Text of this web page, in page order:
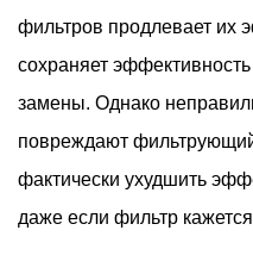
фильтров продлевает их
сохраняет
замены. Однако
повреждают
фактически ухудшить
даже если фильтр